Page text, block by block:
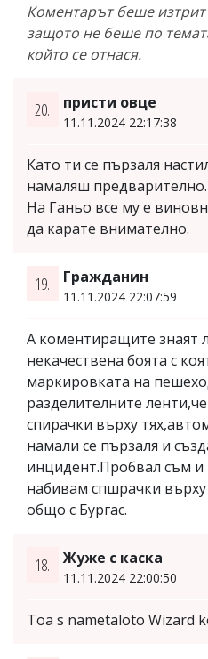
Коментарът беше
защото не беше по
който се отнася.
20. присти овце
11.11.2024 22:17:38
Като ти се пързаля
намаляш
На Ганьо все му е
да карате внимателно.
19. Гражданин
11.11.2024 22:07:59
А коментиращите знаят
некачествена боята с
маркировката на
разделителните
спирачки върху
намали се пързаля и
инцидент.Пробвал съм и
набивам спшрачки
общо с Бургас.
18. Жуже с каска
11.11.2024 22:00:50
Toa s nametaloto Wizard